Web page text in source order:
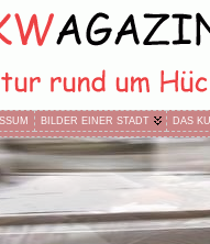
BILDER EINER STADT DAS